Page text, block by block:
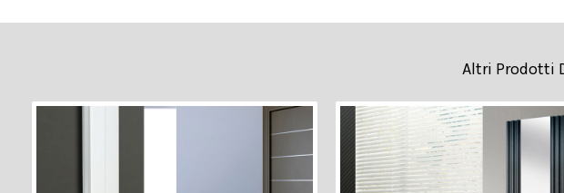
Altri Prodotti